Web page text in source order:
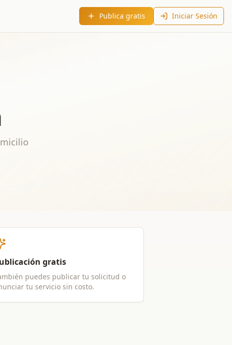
Publica gratis Iniciar Sesión
gratis
puedes publicar tu solicitud o
tu servicio sin costo.